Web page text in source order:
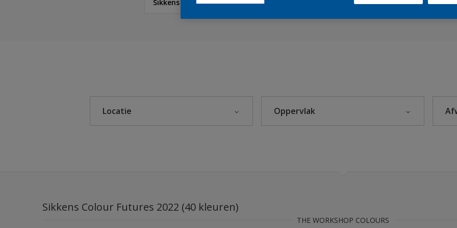
Sikkens Colour Futures 2022
Sikkens Authentieke Kleuren
Sikkens Kleurselectie Grijzen
Locatie Oppervlak
Sikkens Colour Futures 2022 (40 kleuren)
THE WORKSHOP COLOURS